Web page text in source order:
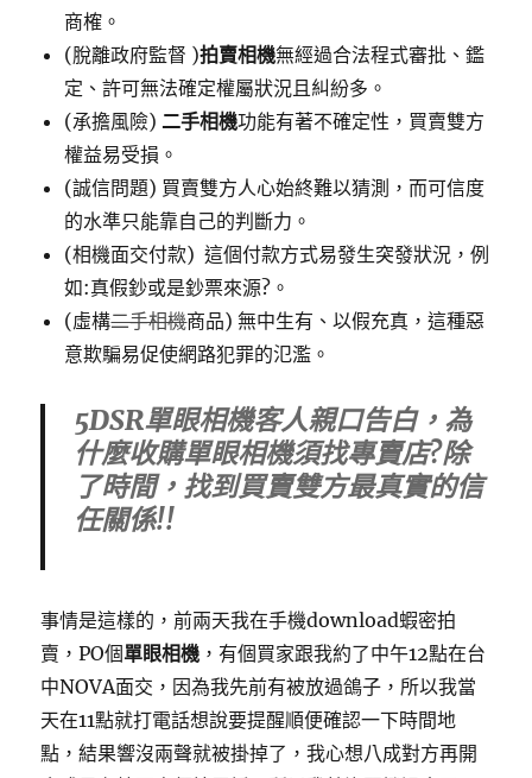
商榷。
(脫離政府監督 )拍賣相機無經過合法程式審批、鑑
定、許可無法確定權屬狀況且糾紛多。
(承擔風險) 二手相機功能有著不確定性，買賣雙方
權益易受損。
(誠信問題) 買賣雙方人心始終難以猜測，而可信度
的水準只能靠自己的判斷力。
(相機面交付款) 這個付款方式易發生突發狀況，例
如:真假鈔或是鈔票來源?。
(虛構二手相機商品) 無中生有、以假充真，這種惡
意欺騙易促使網路犯罪的氾濫。
5DSR單眼相機客人親口告白，為
什麼收購單眼相機須找專賣店?除
了時間，找到買賣雙方最真實的信
任關係!!
事情是這樣的，前兩天我在手機download蝦密拍
賣，PO個單眼相機 ，有個買家跟我約了中午12點在台
中NOVA面交，因為我先前有被放過鴿子，所以我當
天在11點就打電話想說要提醒順便確認一下時間地
點，結果響沒兩聲就被掛掉了，我心想八成對方再開